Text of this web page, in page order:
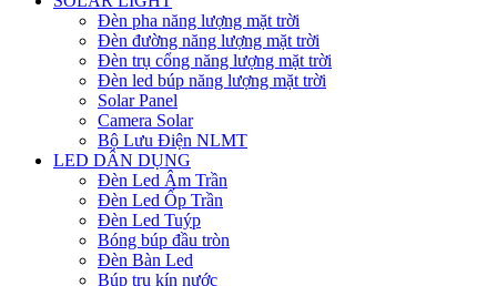
Đèn pha năng lượng mặt trời
Đèn đường năng lượng mặt trời
Đèn trụ cổng năng lượng mặt trời
Đèn led búp năng lượng mặt trời
Solar Panel
Camera Solar
Bộ Lưu Điện NLMT
LED DÂN DỤNG
Đèn Led Âm Trần
Đèn Led Ốp Trần
Đèn Led Tuýp
Bóng búp đầu tròn
Đèn Bàn Led
Búp trụ kín nước